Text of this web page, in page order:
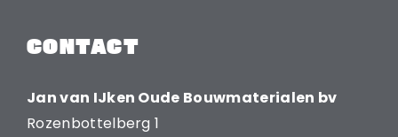
CONTACT
Jan van IJken Oude Bouwmaterialen bv
Rozenbottelberg 1